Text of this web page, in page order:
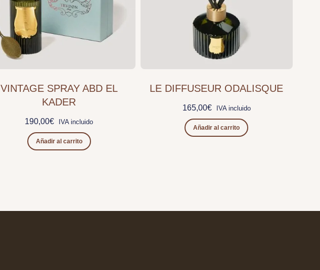
VINTAGE SPRAY ABD EL
KADER
190,00€ IVA incluido
Añadir al carrito
LE DIFFUSEUR ODALISQUE
165,00€ IVA incluido
Añadir al carrito